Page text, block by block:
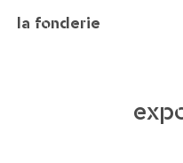
la fonderie